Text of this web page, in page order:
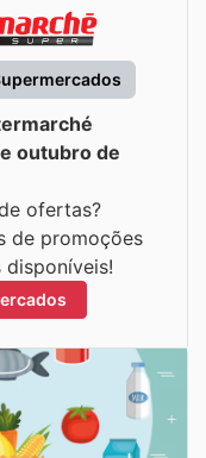
outubro de
ofertas?
de promoções
disponíveis!